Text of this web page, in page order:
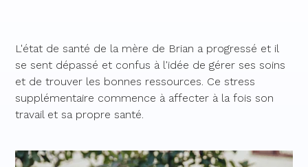
L'état de santé de la mère de Brian a progressé et il
se sent dépassé et confus à l'idée de gérer ses soins
et de trouver les bonnes ressources. Ce stress
supplémentaire commence à affecter à la fois son
travail et sa propre santé.